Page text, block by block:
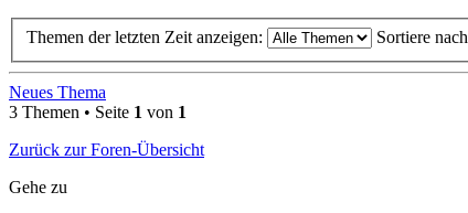
Themen der letzten Zeit anzeigen: Sortiere nach
Neues Thema
3 Themen • Seite 1 von 1
Zurück zur Foren-Übersicht
Gehe zu